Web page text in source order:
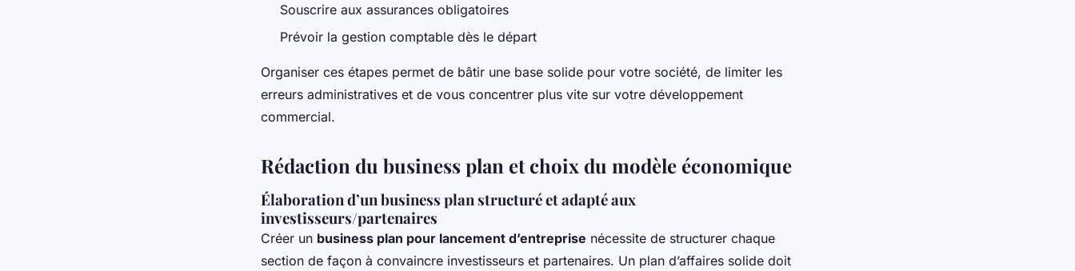
Souscrire aux assurances obligatoires
Prévoir la gestion comptable dès le départ
Organiser ces étapes permet de bâtir une base solide pour votre société, de limiter les
erreurs administratives et de vous concentrer plus vite sur votre développement
commercial.
Rédaction du business plan et choix du modèle économique
Élaboration d’un business plan structuré et adapté aux
investisseurs/partenaires
Créer un business plan pour lancement d’entreprise nécessite de structurer chaque
section de façon à convaincre investisseurs et partenaires. Un plan d’affaires solide doit